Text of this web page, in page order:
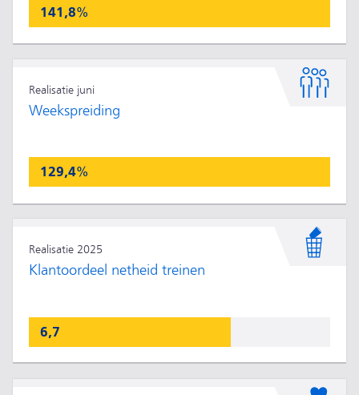
141,8%
Realisatie juni
Weekspreiding
129,4%
Realisatie 2025
Klantoordeel netheid treinen
6,7